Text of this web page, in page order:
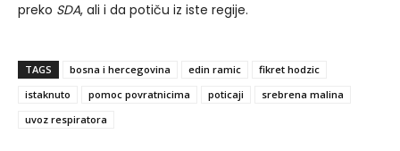
preko SDA, ali i da potiču iz iste regije.
TAGS bosna i hercegovina edin ramic
fikret hodzic
istaknuto
pomoc povratnicima poticaji
srebrena malina
uvoz respiratora